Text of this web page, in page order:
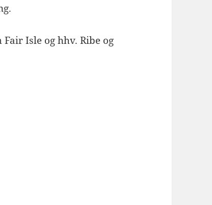
Isle og hhv. Ribe og